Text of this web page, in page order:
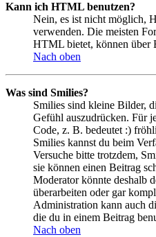
Kann ich HTML benutzen?
Nein, es ist nicht möglich,
verwenden. Die meisten
HTML bietet, können über
Nach oben
Was sind Smilies?
Smilies sind kleine Bilder,
Gefühl auszudrücken. Für
Code, z. B. bedeutet :)
Smilies kannst du beim
Versuche bitte trotzdem,
sie können einen Beitrag
Moderator könnte deshalb
überarbeiten oder gar
Administration kann auch
die du in einem Beitrag
Nach oben